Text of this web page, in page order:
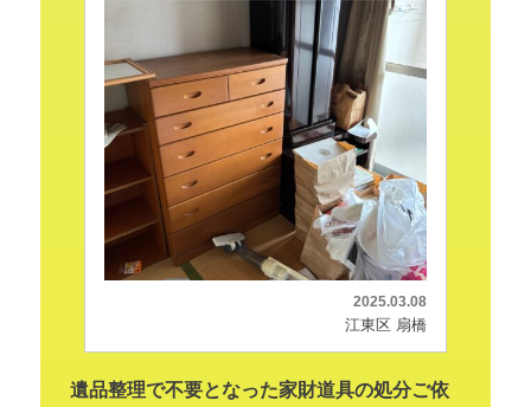
2025.03.08
江東区 扇橋
遺品整理で不要となった家財道具の処分ご依